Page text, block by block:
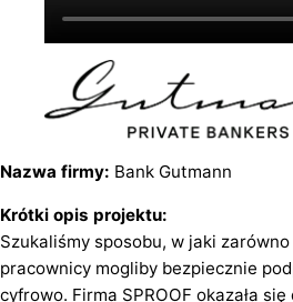
Nazwa firmy: Bank Gutmann
Krótki opis projektu:
Szukaliśmy sposobu, w jaki
pracownicy mogliby bezpiecznie
cyfrowo. Firma SPROOF okazała